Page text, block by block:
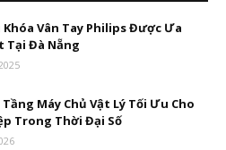
Khóa Vân Tay Philips Được Ưa
Tại Đà Nẵng
Máy Chủ Vật Lý Tối Ưu Cho
Trong Thời Đại Số